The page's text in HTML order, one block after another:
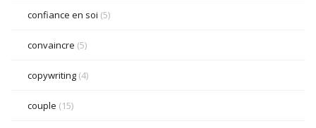
confiance en soi (5)
convaincre (5)
copywriting (4)
couple (15)